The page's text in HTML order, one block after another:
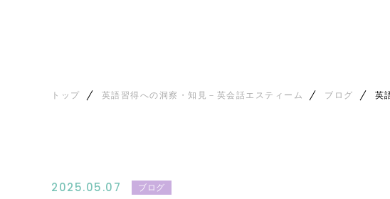
トップ 英語習得への洞察・知見－英会話エスティーム ブログ 英
2025.05.07 ブログ